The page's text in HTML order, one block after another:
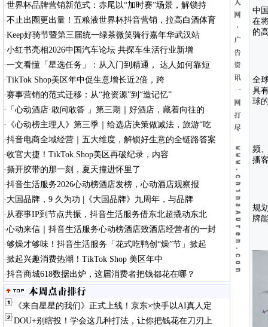
·世界杯品牌营销新范式：赤尾以“加时赛”场景，解锁持
·不止出圈更出量！五粮液世界杯抖音营销，拉高白酒体育
·Keep好骑节暨第三届统一绿茶微笑骑行嘉年华武汉站
·小红书亮相2026中国汽车论坛 共探车生活行业新增
·一文看懂「星选任务」：从入门到精通， 达人如何靠短
·TikTok Shop美区年中促生意增长近2倍，跨
·赛事营销的范式迁移：从“抢资源”到“造记忆”
·
「心动酒店·敢问敢答 」第三期｜好酒店，藏着向往的
·
《心动榜主理人》第三季｜给选店决策做减法，旅游“吃
·抖音电商全域经营｜五大维度，解锁好生意的全链路答案
·收官大捷！TikTok Shop美区再破纪录，内容
·撕开胶带的那一刻，夏天撞进怀里了
·抖音生活服务2026心动榜酒店发榜，心动酒店观察报
· 大国品牌，9 久为功 |《大国品牌》九周年，与品牌
· 从赛事IP到节点共振，抖音生活服务借东北超撬动东北
·心动来信｜抖音生活服务心动榜酒店致酒店经营者的一封
·够燥才够味！抖音生活服务「花式吃鸭创“燥”节」掀起
·掀起兴趣消费热潮！TikTok Shop 美区年中
·抖音商城618数据出炉，这届消费者把钱都花在哪？
《来自星星的我们》正式上线！京东×快手以AI真人定
DOU+别瞎投！学会这几种打法，让你把钱花在刀刃上
中
在
的
全
具
球
频
播
规
牌